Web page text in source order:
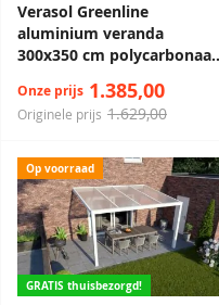
Verasol Greenline
aluminium veranda
300x350 cm polycarbonaat
Originele prijs 1.629,00
Onze prijs 1.385,00
Op voorraad
GRATIS thuisbezorgd!